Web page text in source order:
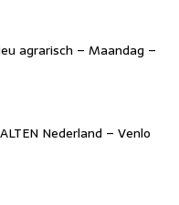
agrarisch – Maandag –
Nederland – Venlo